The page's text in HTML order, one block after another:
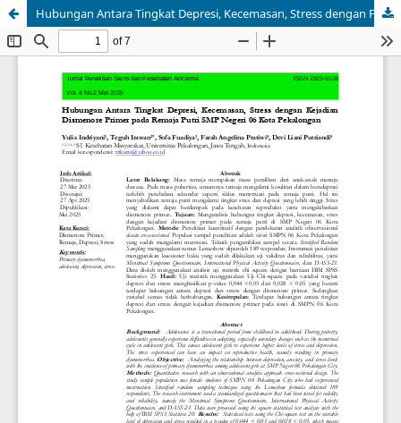
Hubungan Antara Tingkat Depresi, Kecemasan, Stress dengan Faktor Risiko Kejadian Dismenore Primer pada Remaja Putri SMP Negeri 06 Kota Pekalongan